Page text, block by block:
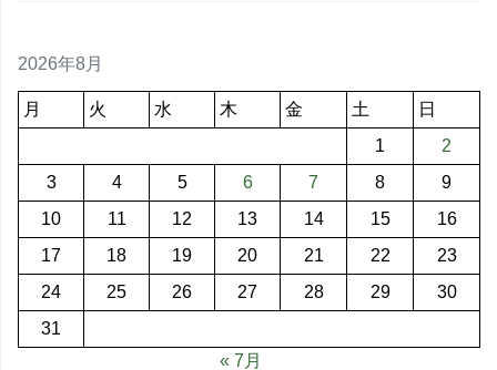
2026年8月
月 火 水 木 金 土
日
1
2
3
4 5 6 7 8
9
10
11 12 13 14 15
16
17
18 19 20 21 22
23
24
25 26 27 28 29
30
31
« 7月